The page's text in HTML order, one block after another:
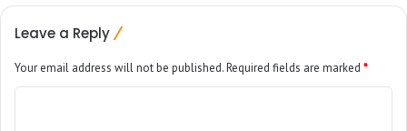
Leave a Reply
Your email address will not be published.Required fields are marked *